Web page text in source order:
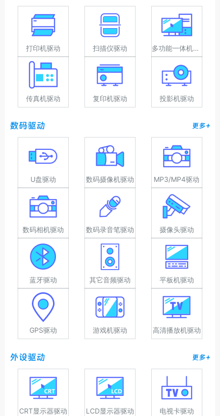
打印机驱动 扫描仪驱动 多功能一体机驱动
传真机驱动 复印机驱动 投影机驱动
数码驱动 更多+
U盘驱动 数码摄像机驱动 MP3/MP4驱动
数码相机驱动 数码录音笔驱动 摄像头驱动
蓝牙驱动 其它音频驱动 平板机驱动
GPS驱动 游戏机驱动 高清播放机驱动
外设驱动 更多+
CRT显示器驱动 LCD显示器驱动 电视卡驱动